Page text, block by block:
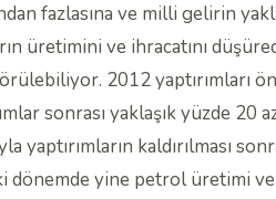
fazlasına ve milli gelirin
üretimini ve ihracatını
2012 yaptırımları
sonrası yaklaşık yüzde 20
kaldırılması
yine petrol üretimi ve